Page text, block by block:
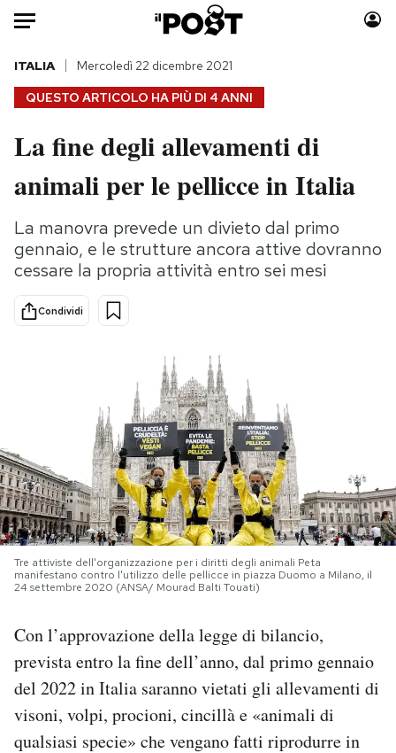
Auto
HOME
Italia
Politica
Tecnologia
Internet
Scienza
Cultura
Economia
Moda
Consumismi
Storie/Idee
Ok Boomer!
Media
PODCAST
NEWSLETTER
I MIEI PREFERITI
CALENDARIO
AREA PERSONALE
QUESTO ARTICOLO HA PIÙ DI 4 ANNI
ITALIA Mercoledì 22 dicembre 2021
La fine degli allevamenti di
animali per le pellicce in Italia
La manovra prevede un divieto dal primo
gennaio, e le strutture ancora attive dovranno
cessare la propria attività entro sei mesi
Condividi
Tre attiviste dell'organizzazione per i diritti degli animali Peta
manifestano contro l'utilizzo delle pellicce in piazza Duomo a Milano, il
24 settembre 2020 (ANSA/ Mourad Balti Touati)
Con l’approvazione della legge di bilancio,
prevista entro la fine dell’anno, dal primo gennaio
del 2022 in Italia saranno vietati gli allevamenti di
visoni, volpi, procioni, cincillà e «animali di
qualsiasi specie» che vengano fatti riprodurre in